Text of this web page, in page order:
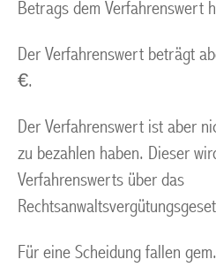
Betrags dem Verfahrenswert
Der Verfahrenswert beträgt
€.
Der Verfahrenswert ist aber
zu bezahlen haben. Dieser
Verfahrenswerts über das
Für eine Scheidung fallen